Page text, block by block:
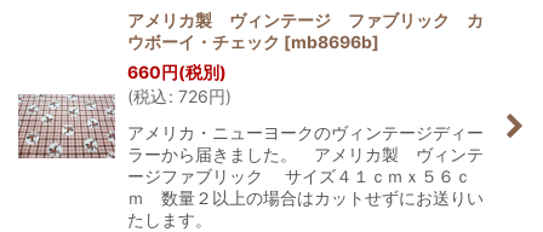
アメリカ製 ヴィンテージ ファブリック カ
ウボーイ・チェック [mb8696b]
660円(税別)
(税込: 726円)
アメリカ・ニューヨークのヴィンテージディー
ラーから届きました。 アメリカ製 ヴィンテ
ージファブリック サイズ４１ｃｍｘ５６ｃ
ｍ 数量２以上の場合はカットせずにお送りい
たします。